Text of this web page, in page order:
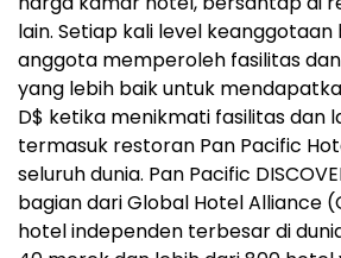
lain. Setiap kali level
anggota memperoleh fasilitas
yang lebih baik untuk
D$ ketika menikmati fasilitas dan
termasuk restoran Pan Pacific
seluruh dunia. Pan Pacific
bagian dari Global Hotel Alliance
hotel independen terbesar di